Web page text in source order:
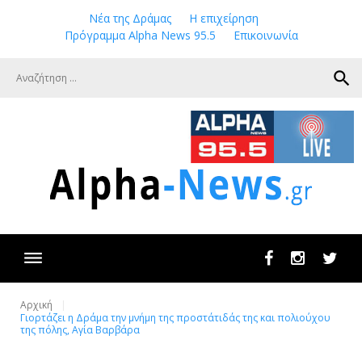
Νέα της Δράμας
Η επιχείρηση
Πρόγραμμα Alpha News 95.5
Επικοινωνία
search
FacebookInstagram
Αρχική
Γιορτάζει η Δράμα την μνήμη της προστάτιδάς της και πολιούχου
της πόλης, Αγία Βαρβάρα